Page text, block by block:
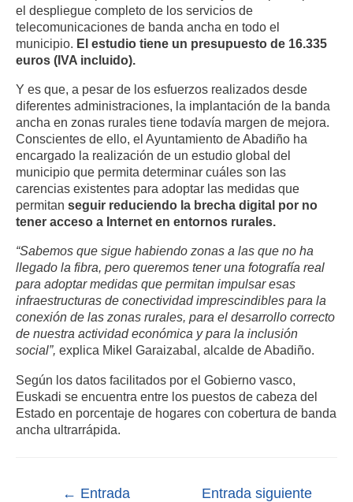
el despliegue completo de los servicios de
telecomunicaciones de banda ancha en todo el
municipio. El estudio tiene un presupuesto de 16.335
euros (IVA incluido).
Y es que, a pesar de los esfuerzos realizados desde
diferentes administraciones, la implantación de la banda
ancha en zonas rurales tiene todavía margen de mejora.
Conscientes de ello, el Ayuntamiento de Abadiño ha
encargado la realización de un estudio global del
municipio que permita determinar cuáles son las
carencias existentes para adoptar las medidas que
permitan seguir reduciendo la brecha digital por no
tener acceso a Internet en entornos rurales.
“Sabemos que sigue habiendo zonas a las que no ha
llegado la fibra, pero queremos tener una fotografía real
para adoptar medidas que permitan impulsar esas
infraestructuras de conectividad imprescindibles para la
conexión de las zonas rurales, para el desarrollo correcto
de nuestra actividad económica y para la inclusión
social”, explica Mikel Garaizabal, alcalde de Abadiño.
Según los datos facilitados por el Gobierno vasco,
Euskadi se encuentra entre los puestos de cabeza del
Estado en porcentaje de hogares con cobertura de banda
ancha ultrarrápida.
← Entrada
Entrada siguiente